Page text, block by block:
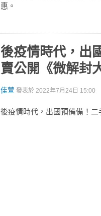
惠。
後疫情時代，出
賣公開《微解封
佳萱 發表於 2022年7月24日 15:00
後疫情時代，出國預備備！